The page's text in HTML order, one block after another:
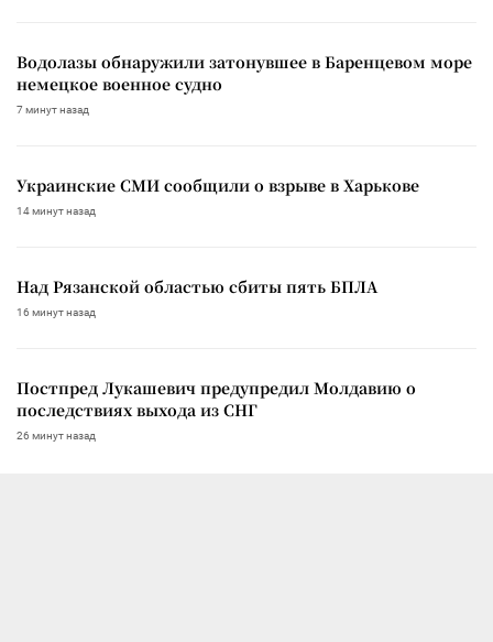
Водолазы обнаружили затонувшее в Баренцевом море
немецкое военное судно
7 минут назад
Украинские СМИ сообщили о взрыве в Харькове
14 минут назад
Над Рязанской областью сбиты пять БПЛА
16 минут назад
Постпред Лукашевич предупредил Молдавию о
последствиях выхода из СНГ
26 минут назад